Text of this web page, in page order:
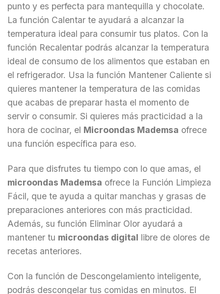
punto y es perfecta para mantequilla y chocolate.
La función Calentar te ayudará a alcanzar la
temperatura ideal para consumir tus platos. Con la
función Recalentar podrás alcanzar la temperatura
ideal de consumo de los alimentos que estaban en
el refrigerador. Usa la función Mantener Caliente si
quieres mantener la temperatura de las comidas
que acabas de preparar hasta el momento de
servir o consumir. Si quieres más practicidad a la
hora de cocinar, el Microondas Mademsa ofrece
una función específica para eso.
Para que disfrutes tu tiempo con lo que amas, el
microondas Mademsa ofrece la Función Limpieza
Fácil, que te ayuda a quitar manchas y grasas de
preparaciones anteriores con más practicidad.
Además, su función Eliminar Olor ayudará a
mantener tu microondas digital libre de olores de
recetas anteriores.
Con la función de Descongelamiento inteligente,
podrás descongelar tus comidas en minutos. El